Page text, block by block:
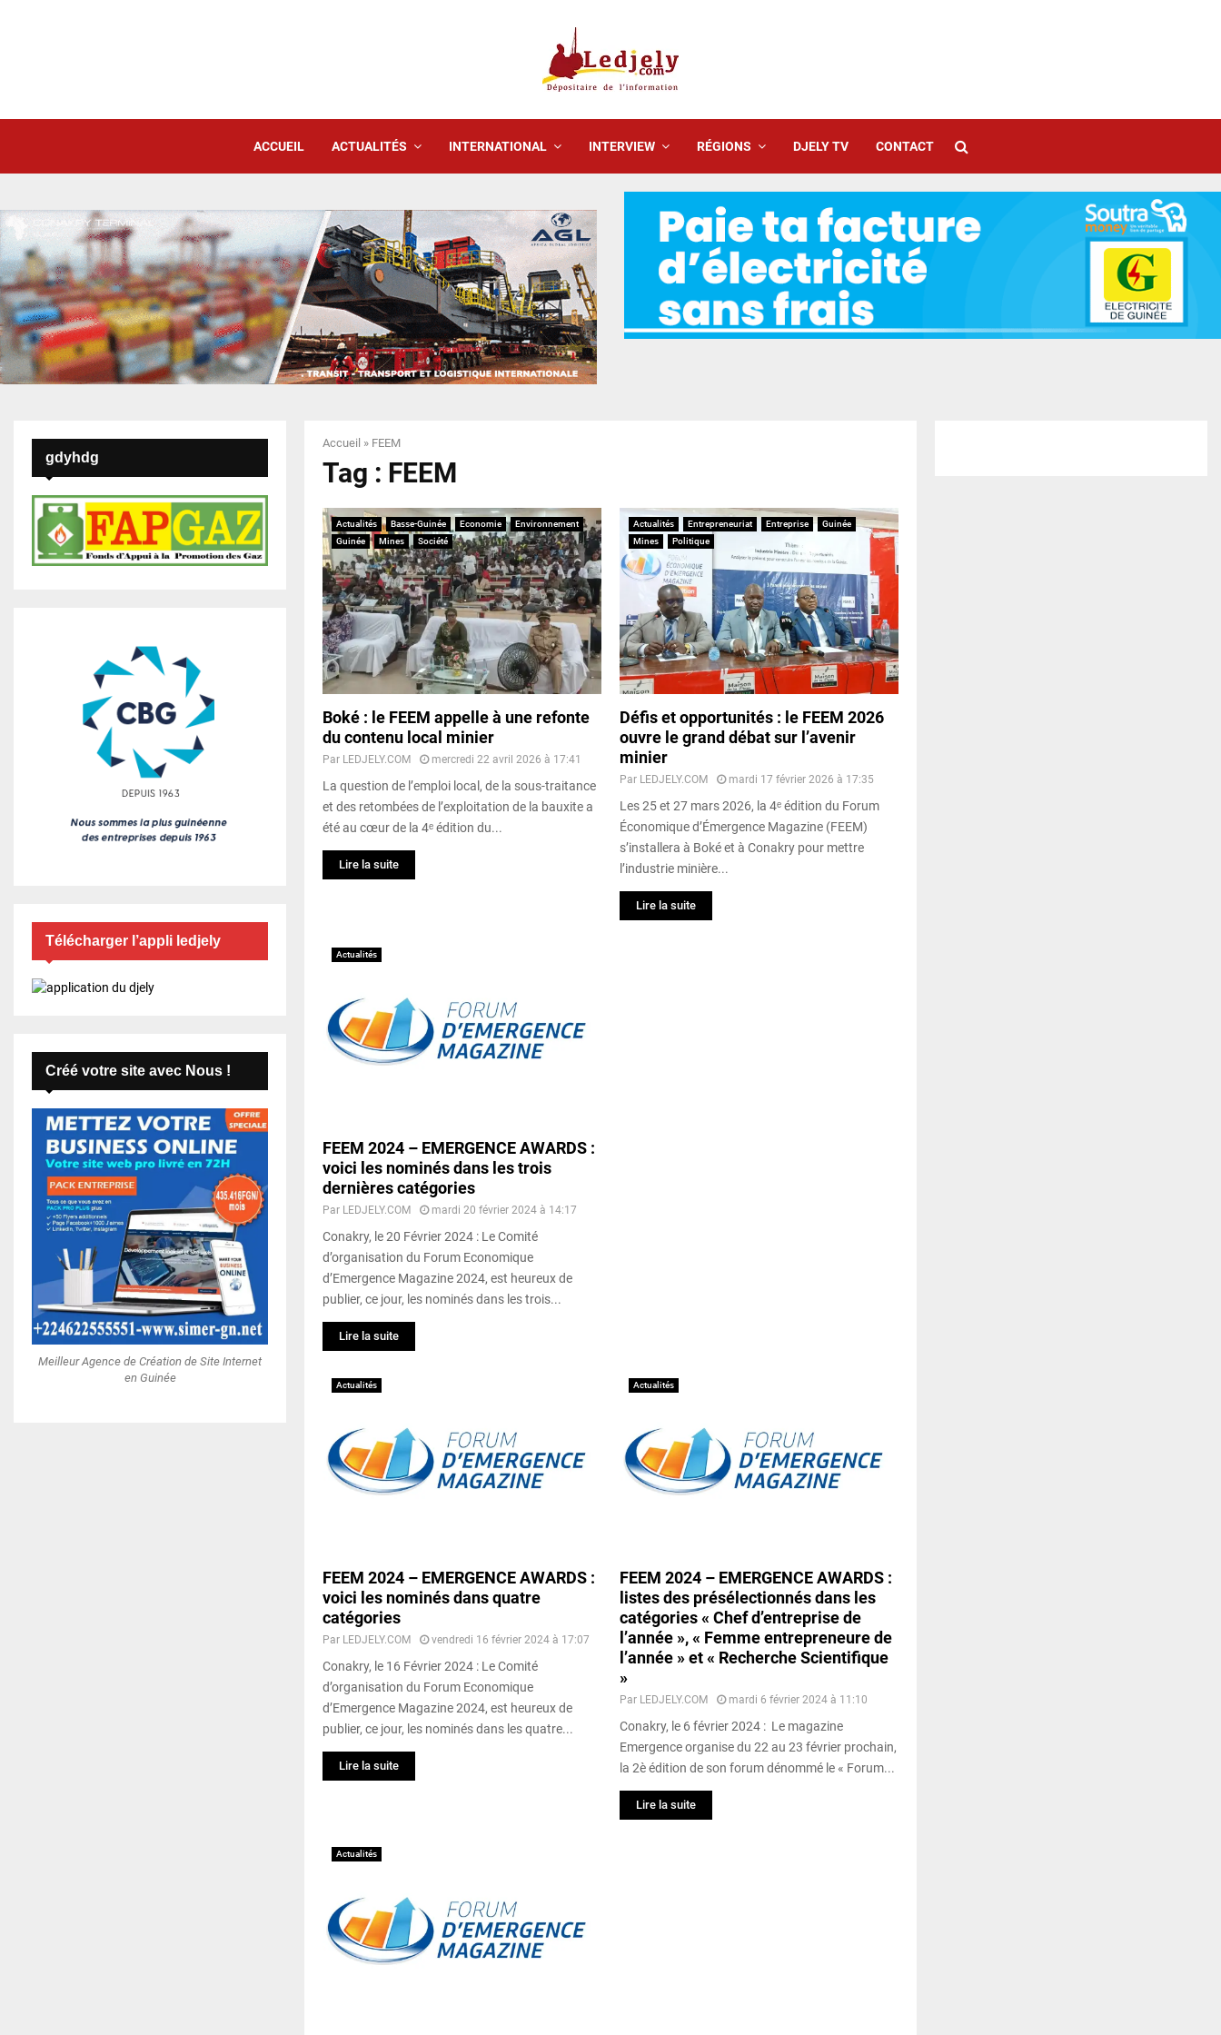
ACCUEIL ACTUALITÉS INTERNATIONAL INTERVIEW RÉGIONS DJELY TV CONTACT
Accueil » FEEM
Tag : FEEM
Actualités Basse-Guinée Economie
Environnement
Guinée
Mines Société
Boké : le FEEM appelle à une refonte
du contenu local minier
Par LEDJELY.COM mercredi 22 avril 2026 à 17:41
La question de l’emploi local, de la sous-traitance
et des retombées de l’exploitation de la bauxite a
été au cœur de la 4ᵉ édition du...
Lire la suite
Actualités Entrepreneuriat Entreprise
Guinée
Mines
Politique
Défis et opportunités : le FEEM 2026
ouvre le grand débat sur l’avenir
minier
Par LEDJELY.COM mardi 17 février 2026 à 17:35
Les 25 et 27 mars 2026, la 4ᵉ édition du Forum
Économique d’Émergence Magazine (FEEM)
s’installera à Boké et à Conakry pour mettre
l’industrie minière...
Lire la suite
Actualités
FEEM 2024 – EMERGENCE AWARDS :
voici les nominés dans les trois
dernières catégories
Par LEDJELY.COM mardi 20 février 2024 à 14:17
Conakry, le 20 Février 2024 : Le Comité
d’organisation du Forum Economique
d’Emergence Magazine 2024, est heureux de
publier, ce jour, les nominés dans les trois...
Lire la suite
Actualités
FEEM 2024 – EMERGENCE AWARDS :
voici les nominés dans quatre
catégories
Par LEDJELY.COM vendredi 16 février 2024 à 17:07
Conakry, le 16 Février 2024 : Le Comité
d’organisation du Forum Economique
d’Emergence Magazine 2024, est heureux de
publier, ce jour, les nominés dans les quatre...
Lire la suite
Actualités
FEEM 2024 – EMERGENCE AWARDS :
listes des présélectionnés dans les
catégories « Chef d’entreprise de
l’année », « Femme entrepreneure de
l’année » et « Recherche Scientifique
»
Par LEDJELY.COM mardi 6 février 2024 à 11:10
Conakry, le 6 février 2024 : Le magazine
Emergence organise du 22 au 23 février prochain,
la 2è édition de son forum dénommé le « Forum...
Lire la suite
Actualités
gdyhdg
Télécharger l’appli ledjely
Créé votre site avec Nous !
Meilleur Agence de Création de Site Internet
en Guinée